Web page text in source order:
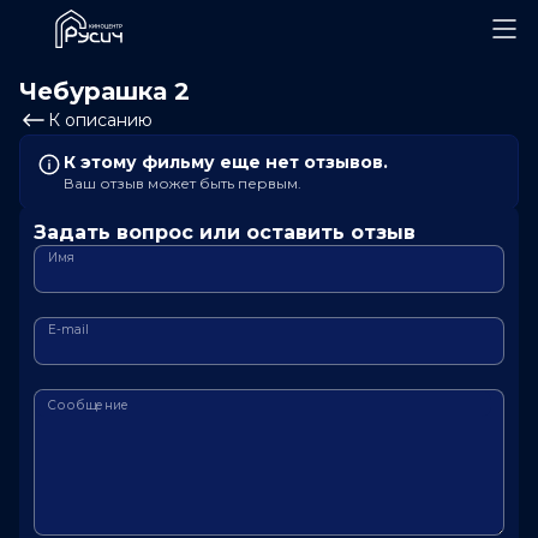
Чебурашка 2
К описанию
К этому фильму еще нет отзывов.
Ваш отзыв может быть первым.
Задать вопрос или оставить отзыв
Имя
E-mail
Сообщение